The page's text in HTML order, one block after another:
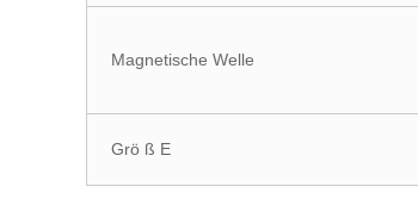
Magnetische Welle
Grö ß E